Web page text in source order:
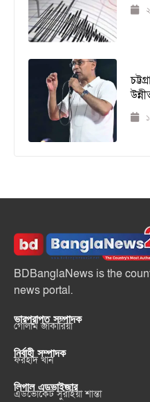
BDBanglaNews is the
news portal.
ভারপ্রাপ্ত সম্পাদক
গোলাম জাকারিয়া
নির্বাহী সম্পাদক
ফরহাদ খান
লিগাল এডভাইজার
এডভোকেট সুরাইয়া শান্তা